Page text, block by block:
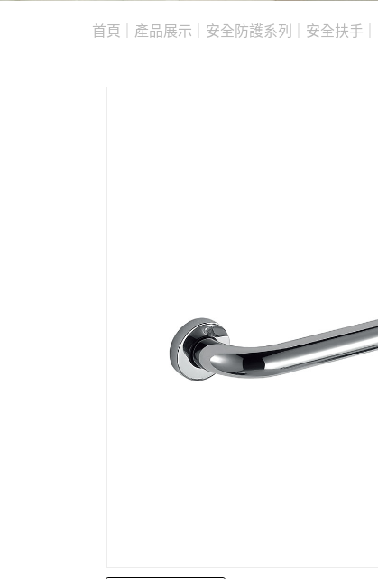
首頁 產品展示 安全防護系列 安全扶手